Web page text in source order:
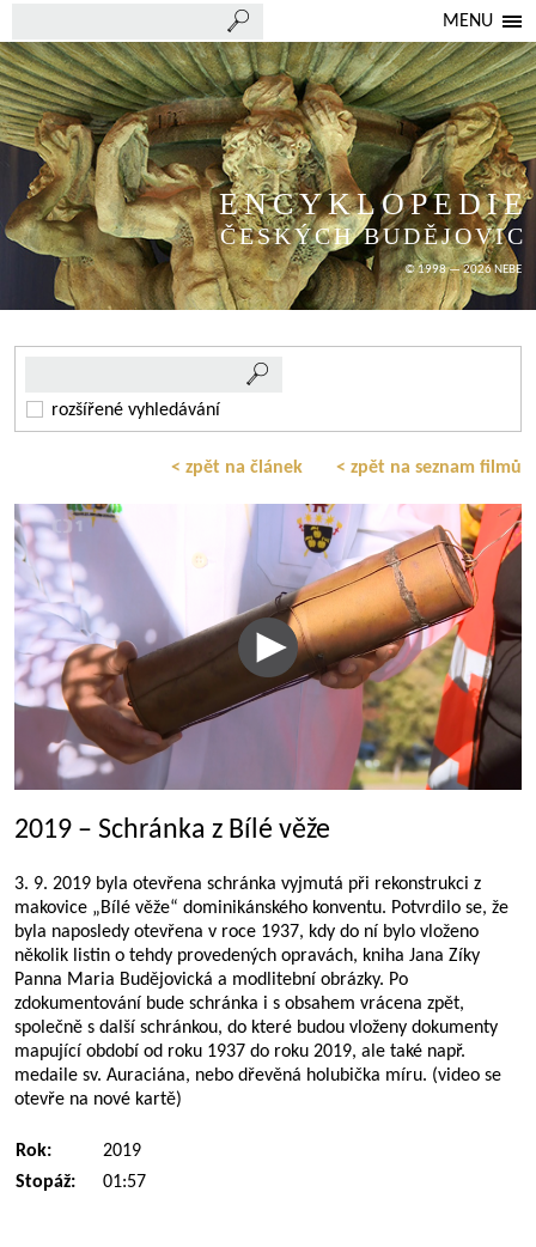
MENU
ENCYKLOPEDIE
ČESKÝCH BUDĚJOVIC
© 1998 — 2026 NEBE
rozšířené vyhledávání
< zpět na článek < zpět na seznam filmů
2019 – Schránka z Bílé věže
3. 9. 2019 byla otevřena schránka vyjmutá při rekonstrukci z
makovice „Bílé věže“ dominikánského konventu. Potvrdilo se, že
byla naposledy otevřena v roce 1937, kdy do ní bylo vloženo
několik listin o tehdy provedených opravách, kniha Jana Zíky
Panna Maria Budějovická a modlitební obrázky. Po
zdokumentování bude schránka i s obsahem vrácena zpět,
společně s další schránkou, do které budou vloženy dokumenty
mapující období od roku 1937 do roku 2019, ale také např.
medaile sv. Auraciána, nebo dřevěná holubička míru. (video se
otevře na nové kartě)
Rok:
2019
Stopáž:
01:57